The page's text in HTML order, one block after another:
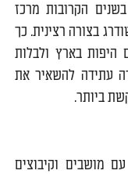
הקרובות מרכז
בצורה רצינית. כך
היפות בארץ ולבלות
עתידה להשאיר את
ביותר.
מושבים וקיבוצים